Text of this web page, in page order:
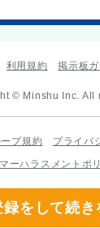
録をして続き
利用規約 掲示板
© Minshu Inc. All
プ規約
プライバ
ーハラスメントポ